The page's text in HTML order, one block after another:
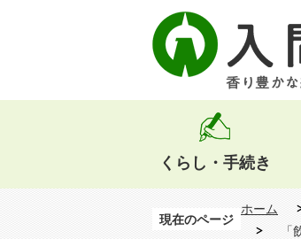
くらし・手続き
現在のページ
ホーム